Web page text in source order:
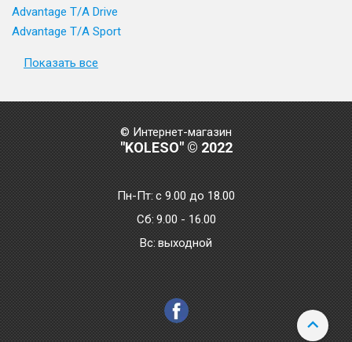
Advantage T/A Drive
Advantage T/A Sport
Показать все
© Интернет-магазин
"KOLESO" © 2022
Пн-Пт:с 9.00 до 18.00
Сб: 9.00 - 16.00
Bc: выходной